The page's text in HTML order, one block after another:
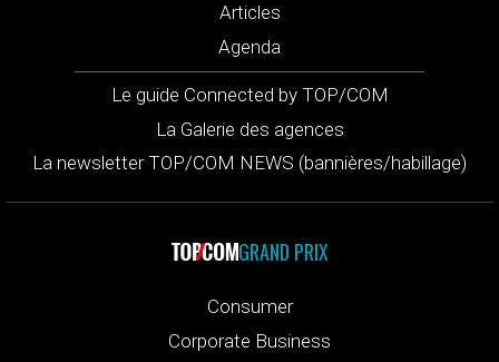
Articles
Agenda
Le guide Connected by TOP/COM
La Galerie des agences
La newsletter TOP/COM NEWS (bannières/habillage)
GRAND PRIX
Consumer
Corporate Business